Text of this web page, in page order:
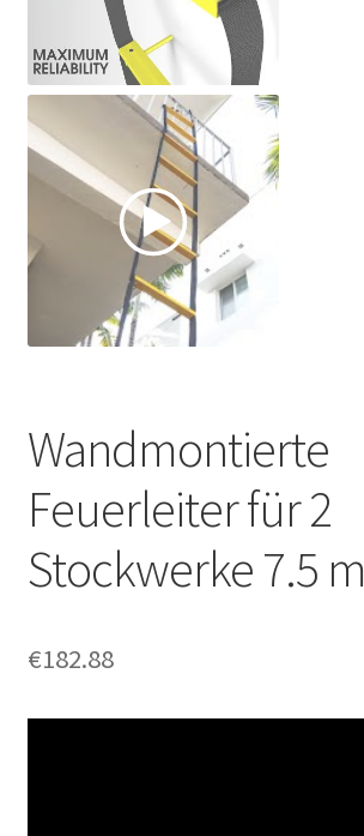
Wandmontierte
Feuerleiter für 2
Stockwerke 7.5 m
€182.88